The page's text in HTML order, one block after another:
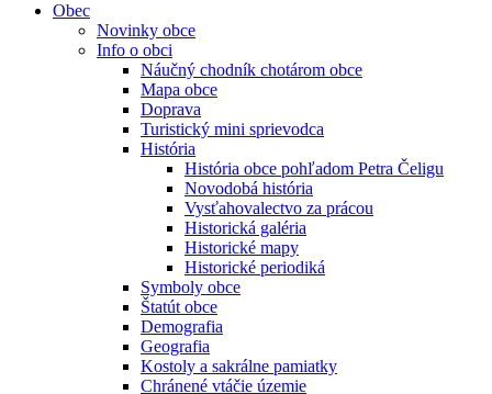
Obec
Novinky obce
Info o obci
Náučný chodník chotárom obce
Mapa obce
Doprava
Turistický mini sprievodca
História
História obce pohľadom Petra Čeligu
Novodobá história
Vysťahovalectvo za prácou
Historická galéria
Historické mapy
Historické periodiká
Symboly obce
Štatút obce
Demografia
Geografia
Kostoly a sakrálne pamiatky
Chránené vtáčie územie